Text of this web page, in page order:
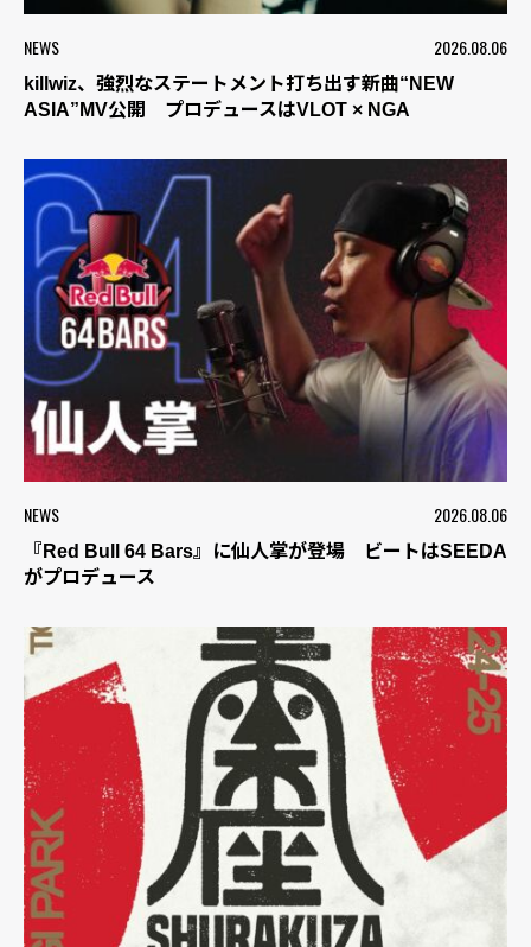
NEWS 2026.08.06
killwiz、強烈なステートメント打ち出す新曲“NEW
ASIA”MV公開 プロデュースはVLOT × NGA
NEWS 2026.08.06
『Red Bull 64 Bars』に仙人掌が登場 ビートはSEEDA
がプロデュース